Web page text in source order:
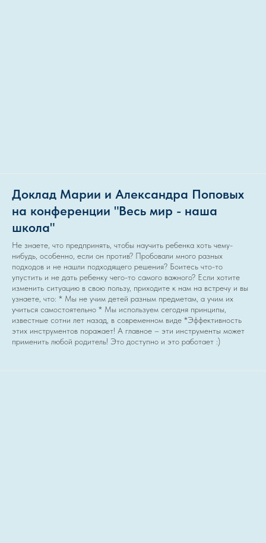
Доклад Марии и Александра Поповых
на конференции "Весь мир - наша
школа"
Не знаете, что предпринять, чтобы научить ребенка хоть чему-
нибудь, особенно, если он против? Пробовали много разных
подходов и не нашли подходящего решения? Боитесь что-то
упустить и не дать ребенку чего-то самого важного? Если хотите
изменить ситуацию в свою пользу, приходите к нам на встречу и вы
узнаете, что: * Мы не учим детей разным предметам, а учим их
учиться самостоятельно * Мы используем сегодня принципы,
известные сотни лет назад, в современном виде *Эффективность
этих инструментов поражает! А главное – эти инструменты может
применить любой родитель! Это доступно и это работает :)